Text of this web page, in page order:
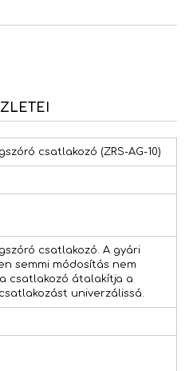
csatlakozó (ZRS-AG-10)
csatlakozó. A gyári
semmi módosítás nem
csatlakozó átalakítja a
univerzálissá.